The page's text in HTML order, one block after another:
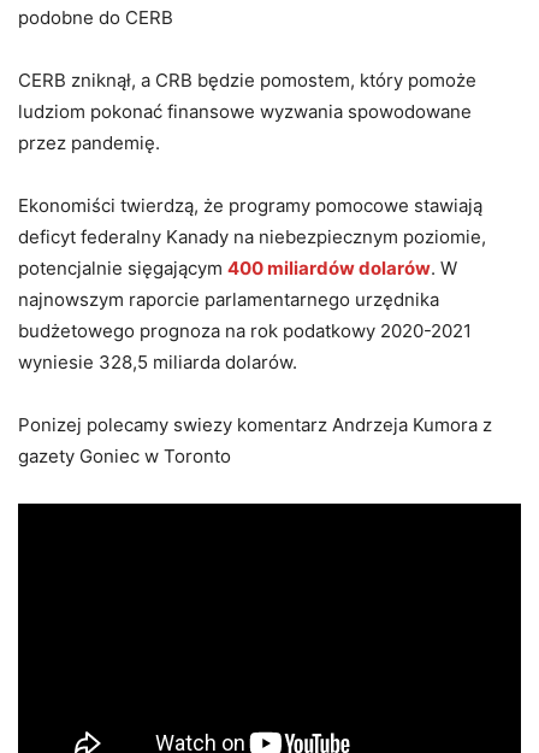
podobne do CERB
CERB zniknął, a CRB będzie pomostem, który pomoże
ludziom pokonać finansowe wyzwania spowodowane
przez pandemię.
Ekonomiści twierdzą, że programy pomocowe stawiają
deficyt federalny Kanady na niebezpiecznym poziomie,
potencjalnie sięgającym 400 miliardów dolarów. W
najnowszym raporcie parlamentarnego urzędnika
budżetowego prognoza na rok podatkowy 2020-2021
wyniesie 328,5 miliarda dolarów.
Ponizej polecamy swiezy komentarz Andrzeja Kumora z
gazety Goniec w Toronto